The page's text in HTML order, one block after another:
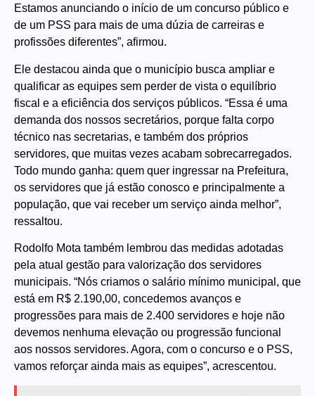
Estamos anunciando o início de um concurso público e
de um PSS para mais de uma dúzia de carreiras e
profissões diferentes”, afirmou.
Ele destacou ainda que o município busca ampliar e
qualificar as equipes sem perder de vista o equilíbrio
fiscal e a eficiência dos serviços públicos. “Essa é uma
demanda dos nossos secretários, porque falta corpo
técnico nas secretarias, e também dos próprios
servidores, que muitas vezes acabam sobrecarregados.
Todo mundo ganha: quem quer ingressar na Prefeitura,
os servidores que já estão conosco e principalmente a
população, que vai receber um serviço ainda melhor”,
ressaltou.
Rodolfo Mota também lembrou das medidas adotadas
pela atual gestão para valorização dos servidores
municipais. “Nós criamos o salário mínimo municipal, que
está em R$ 2.190,00, concedemos avanços e
progressões para mais de 2.400 servidores e hoje não
devemos nenhuma elevação ou progressão funcional
aos nossos servidores. Agora, com o concurso e o PSS,
vamos reforçar ainda mais as equipes”, acrescentou.